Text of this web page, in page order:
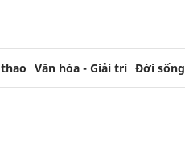
Văn hóa - Giải trí Đời sống